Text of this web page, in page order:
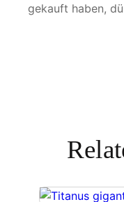
gekauft haben,